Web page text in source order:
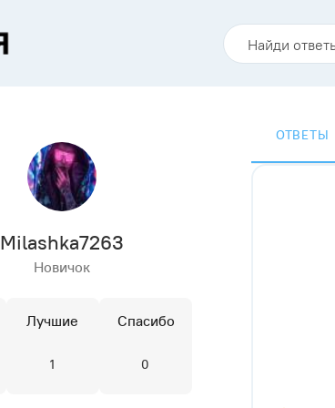
Milashka7263
Новичок
Лучшие
1
Спасибо
0
ОТВЕТЫ